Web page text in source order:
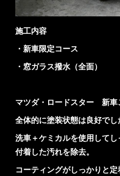
施工内容
・新車限定コース
・窓ガラス撥水（全面）
マツダ・ロードスター 新車
全体的に塗装状態は良好でし
洗車＋ケミカルを使用して
付着した汚れを除去。
コーティングがしっかりと